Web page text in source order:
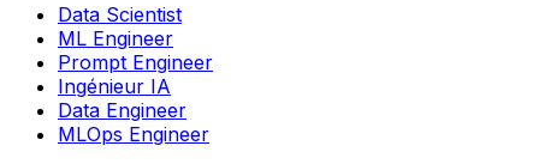
Data Scientist
ML Engineer
Prompt Engineer
Ingénieur IA
Data Engineer
MLOps Engineer